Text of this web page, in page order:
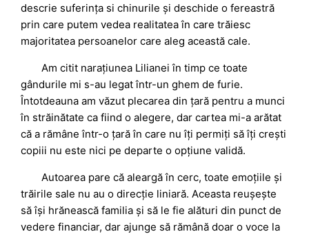
descrie suferința si chinurile și deschide o fereastră
prin care putem vedea realitatea în care trăiesc
majoritatea persoanelor care aleg această cale.
Am citit narațiunea Lilianei în timp ce toate
gândurile mi s-au legat într-un ghem de furie.
Întotdeauna am văzut plecarea din țară pentru a munci
în străinătate ca fiind o alegere, dar cartea mi-a arătat
că a rămâne într-o țară în care nu îți permiți să îți crești
copiii nu este nici pe departe o opțiune validă.
Autoarea pare că aleargă în cerc, toate emoțiile și
trăirile sale nu au o direcție liniară. Aceasta reușește
să își hrănească familia și să le fie alături din punct de
vedere financiar, dar ajunge să rămână doar o voce la